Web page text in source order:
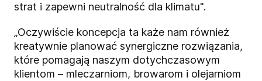
strat i zapewni neutralność dla klimatu".
„Oczywiście koncepcja ta każe nam również
kreatywnie planować synergiczne rozwiązania,
które pomagają naszym dotychczasowym
klientom – mleczarniom, browarom i olejarniom